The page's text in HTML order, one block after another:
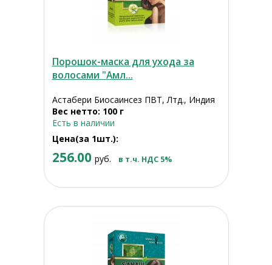
Порошок-маска для ухода за
волосами "Амл...
Астабери Биосаинсез ПВТ, Лтд., Индия
Вес нетто: 100 г
Есть в наличии
Цена(за 1шт.):
256.00 руб. в т.ч. НДС 5%